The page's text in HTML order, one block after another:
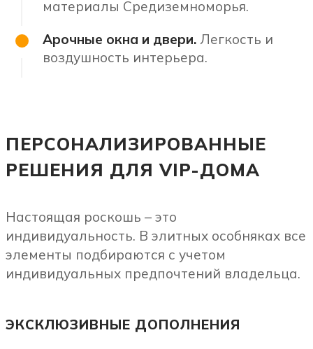
материалы Средиземноморья.
Арочные окна и двери.Легкость и
воздушность интерьера.
ПЕРСОНАЛИЗИРОВАННЫЕ
РЕШЕНИЯ ДЛЯ VIP-ДОМА
Настоящая роскошь – это
индивидуальность. В элитных особняках все
элементы подбираются с учетом
индивидуальных предпочтений владельца.
ЭКСКЛЮЗИВНЫЕ ДОПОЛНЕНИЯ